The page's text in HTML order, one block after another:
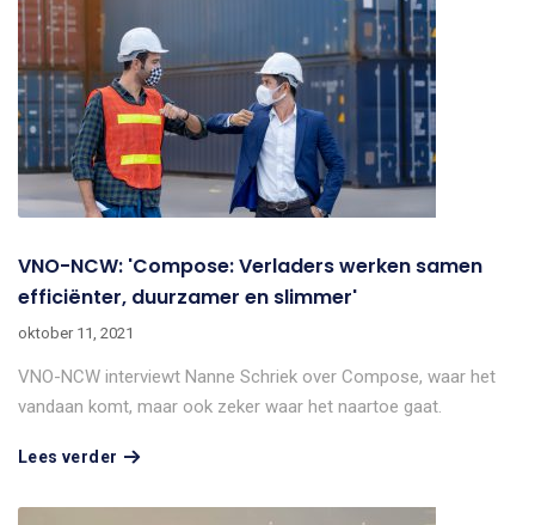
VNO-NCW: 'Compose: Verladers werken samen
efficiënter, duurzamer en slimmer'
oktober 11, 2021
VNO-NCW interviewt Nanne Schriek over Compose, waar het
vandaan komt, maar ook zeker waar het naartoe gaat.
Lees verder